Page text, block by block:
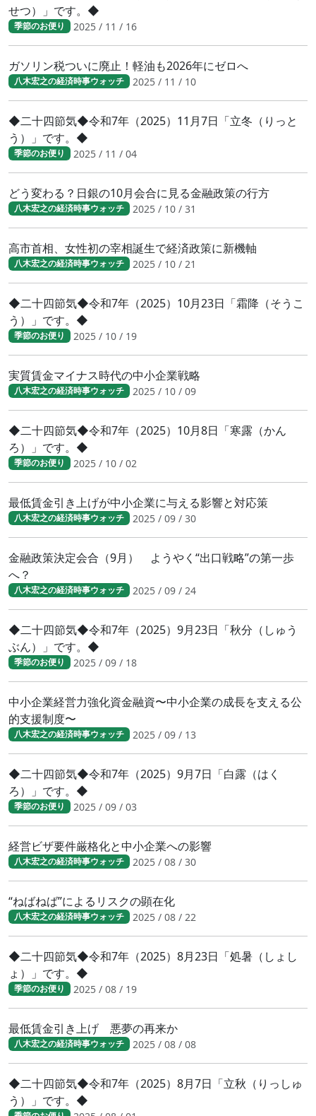
せつ）」です。◆
季節のお便り 2025 / 11 / 16
ガソリン税ついに廃止！軽油も2026年にゼロへ
八木宏之の経済時事ウォッチ 2025 / 11 / 10
◆二十四節気◆令和7年（2025）11月7日「立冬（りっと
う）」です。◆
季節のお便り 2025 / 11 / 04
どう変わる？日銀の10月会合に見る金融政策の行方
八木宏之の経済時事ウォッチ 2025 / 10 / 31
高市首相、女性初の宰相誕生で経済政策に新機軸
八木宏之の経済時事ウォッチ 2025 / 10 / 21
◆二十四節気◆令和7年（2025）10月23日「霜降（そうこ
う）」です。◆
季節のお便り 2025 / 10 / 19
実質賃金マイナス時代の中小企業戦略
八木宏之の経済時事ウォッチ 2025 / 10 / 09
◆二十四節気◆令和7年（2025）10月8日「寒露（かん
ろ）」です。◆
季節のお便り 2025 / 10 / 02
最低賃金引き上げが中小企業に与える影響と対応策
八木宏之の経済時事ウォッチ 2025 / 09 / 30
金融政策決定会合（9月） ようやく“出口戦略”の第一歩
へ？
八木宏之の経済時事ウォッチ 2025 / 09 / 24
◆二十四節気◆令和7年（2025）9月23日「秋分（しゅう
ぶん）」です。◆
季節のお便り 2025 / 09 / 18
中小企業経営力強化資金融資〜中小企業の成長を支える公
的支援制度〜
八木宏之の経済時事ウォッチ 2025 / 09 / 13
◆二十四節気◆令和7年（2025）9月7日「白露（はく
ろ）」です。◆
季節のお便り 2025 / 09 / 03
経営ビザ要件厳格化と中小企業への影響
八木宏之の経済時事ウォッチ 2025 / 08 / 30
“ねばねば”によるリスクの顕在化
八木宏之の経済時事ウォッチ 2025 / 08 / 22
◆二十四節気◆令和7年（2025）8月23日「処暑（しょし
ょ）」です。◆
季節のお便り 2025 / 08 / 19
最低賃金引き上げ 悪夢の再来か
八木宏之の経済時事ウォッチ 2025 / 08 / 08
◆二十四節気◆令和7年（2025）8月7日「立秋（りっしゅ
う）」です。◆